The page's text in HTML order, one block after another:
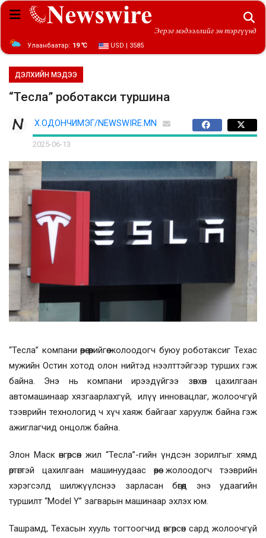
Эерэг мэдээллийг эн тэргүүнд
Улаанбаатар: 19 ℃ USD | 3585
ДЭЛХИЙН МЭДЭЭ
“Тесла” роботакси туршина
Х.ОДОНЧИМЭГ/NEWSWIRE.MN
2025-06-13
“Тесла” компани өөрөө өөрийгөө жолоодогч буюу роботаксиг Техас
мужийн Остин хотод олон нийтэд нээлттэйгээр турших гэж
байна. Энэ нь компани ирээдүйгээ зөвхөн цахилгаан
автомашинаар хязгаарлахгүй, илүү инновацлаг, жолоочгүй
тээврийн технологид ч хүч хаяж байгааг харуулж байна гэж
ажиглагчид онцолж байна.
Элон Маск өнгөрсөн жил “Тесла”-гийн үндсэн зорилгыг хямд
өртөгтэй цахилгаан машинуудаас өөрөө жолоодогч тээврийн
хэрэгсэлд шилжүүлснээ зарласан бөгөөд энэ удаагийн
туршилт “Model Y” загварын машинаар эхлэх юм.
Ташрамд, Техасын хууль тогтоогчид өнгөрсөн сард жолоочгүй